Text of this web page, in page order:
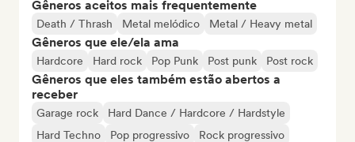
Gêneros aceitos mais frequentemente
Death / Thrash Metal melódico Metal / Heavy metal
Gêneros que ele/ela ama
Hardcore Hard rock Pop Punk Post punk Post rock
Gêneros que eles também estão abertos a
receber
Garage rock
Hard Dance / Hardcore / Hardstyle
Hard Techno
Pop progressivo
Rock progressivo